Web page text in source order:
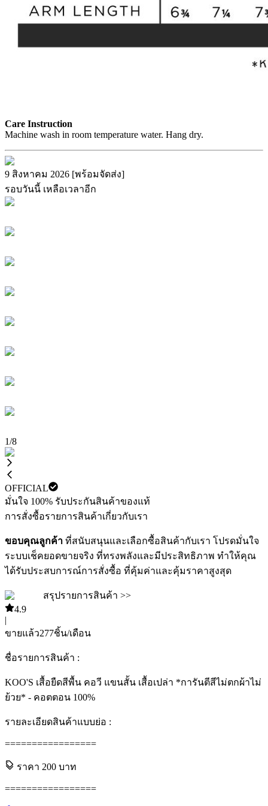
Care Instruction
Machine wash in room temperature water. Hang dry.
9 สิงหาคม 2026 [พร้อมจัดส่ง]
รอบวันนี้ เหลือเวลาอีก
1/8
OFFICIAL
มั่นใจ 100% รับประกันสินค้าของแท้
การสั่งซื้อรายการสินค้าเกี่ยวกับเรา
ขอบคุณลูกค้า ที่สนับสนุนและเลือกซื้อสินค้ากับเรา โปรดมั่นใจ
ระบบเช็คยอดขายจริง ที่ทรงพลังและมีประสิทธิภาพ ทำให้คุณ
ได้รับประสบการณ์การสั่งซื้อ ที่คุ้มค่าและคุ้มราคาสูงสุด
สรุปรายการสินค้า >>
4.9
|
ขายแล้ว277ชิ้น/เดือน
ชื่อรายการสินค้า :
KOO'S เสื้อยืดสีพื้น คอวี แขนสั้น เสื้อเปล่า *การันตีสีไม่ตกผ้าไม่
ย้วย* - คอตตอน 100%
รายละเอียดสินค้าแบบย่อ :
=================
ราคา 200 บาท
=================